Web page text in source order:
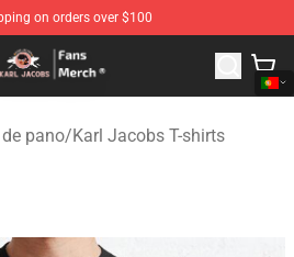
on orders over $100
Official Karl Jacobs Merchandise
pano/Karl Jacobs T-shirts